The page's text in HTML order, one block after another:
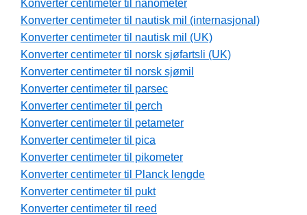
Konverter centimeter til nanometer
Konverter centimeter til nautisk mil (internasjonal)
Konverter centimeter til nautisk mil (UK)
Konverter centimeter til norsk sjøfartsli (UK)
Konverter centimeter til norsk sjømil
Konverter centimeter til parsec
Konverter centimeter til perch
Konverter centimeter til petameter
Konverter centimeter til pica
Konverter centimeter til pikometer
Konverter centimeter til Planck lengde
Konverter centimeter til pukt
Konverter centimeter til reed